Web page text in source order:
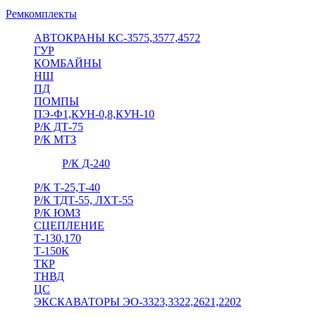
Ремкомплекты
АВТОКРАНЫ КС-3575,3577,4572
ГУР
КОМБАЙНЫ
НШ
ПД
ПОМПЫ
ПЭ-Ф1,КУН-0,8,КУН-10
Р/К ДТ-75
Р/К МТЗ
Р/К Д-240
Р/К Т-25,Т-40
Р/К ТДТ-55, ЛХТ-55
Р/К ЮМЗ
СЦЕПЛЕНИЕ
Т-130,170
Т-150К
ТКР
ТНВД
ЦС
ЭКСКАВАТОРЫ ЭО-3323,3322,2621,2202